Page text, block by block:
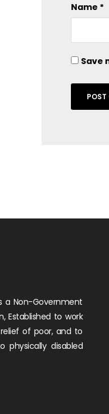
Name *
Save
is a Non-Government
Established to work
of poor, and to
physically disabled